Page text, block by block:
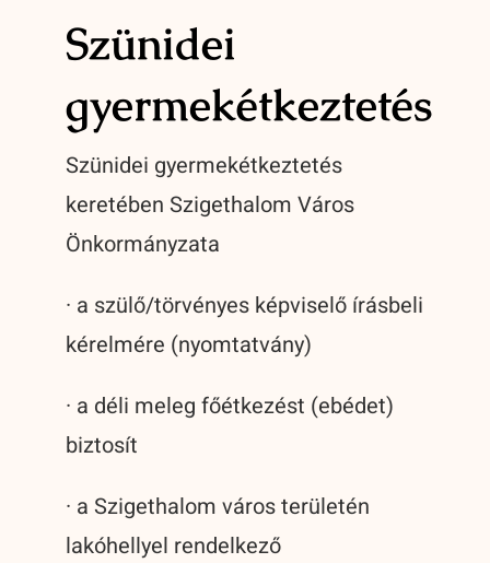
Szünidei
gyermekétkeztetés
Szünidei gyermekétkeztetés
keretében Szigethalom Város
Önkormányzata
· a szülő/törvényes képviselő írásbeli
kérelmére (nyomtatvány)
· a déli meleg főétkezést (ebédet)
biztosít
· a Szigethalom város területén
lakóhellyel rendelkező